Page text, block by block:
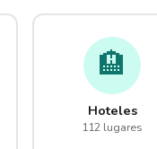
🏨
Hoteles
112 lugares